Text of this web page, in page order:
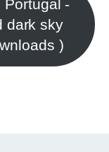
Portugal -
dark sky
)